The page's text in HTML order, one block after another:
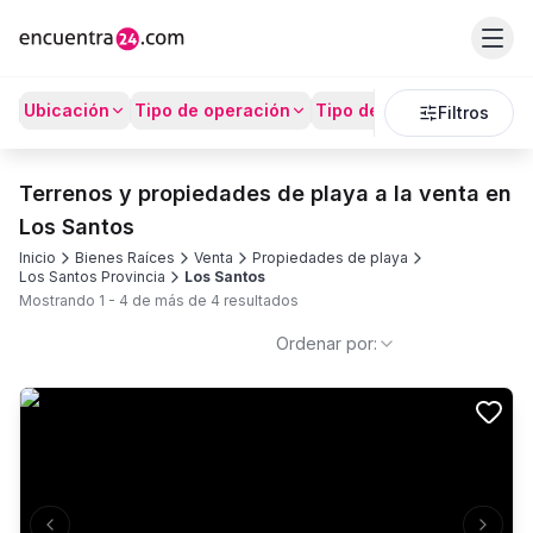
Ubicación Tipo de operación Tipo de Propiedad
Filtros
Terrenos y propiedades de playa a la venta en
Los Santos
Inicio Bienes Raíces Venta
Propiedades de playa
Los Santos Provincia
Los Santos
Mostrando 1 - 4 de más de 4 resultados
Ordenar por: